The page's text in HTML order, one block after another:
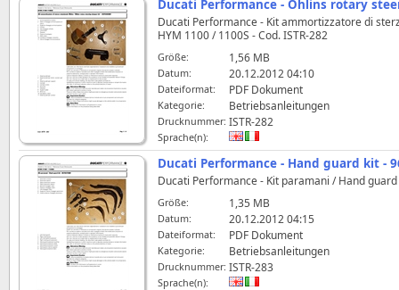
Ducati Performance - Öhlins rotary
Ducati Performance - Kit ammortizzatore di
HYM 1100 / 1100S - Cod. ISTR-282
Größe: 1,56 MB
Datum: 20.12.2012 04:10
Dateiformat: PDF Dokument
Kategorie: Betriebsanleitungen
Drucknummer: ISTR-282
Sprache(n):
Ducati Performance - Hand guard kit -
Ducati Performance - Kit paramani / Hand
Größe: 1,35 MB
Datum: 20.12.2012 04:15
Dateiformat: PDF Dokument
Kategorie: Betriebsanleitungen
Drucknummer: ISTR-283
Sprache(n):